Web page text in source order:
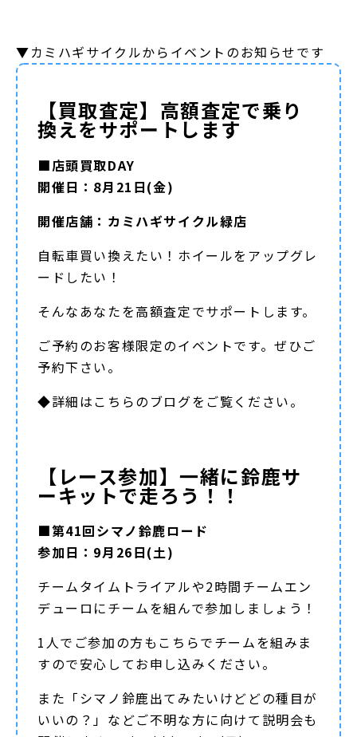
▼カミハギサイクルからイベントのお知らせです
【買取査定】高額査定で乗り
換えをサポートします
■店頭買取DAY
開催日：8月21日(金)
開催店舗：カミハギサイクル緑店
自転車買い換えたい！ホイールをアップグレ
ードしたい！
そんなあなたを高額査定でサポートします。
ご予約のお客様限定のイベントです。ぜひご
予約下さい。
◆詳細はこちらのブログをご覧ください。
【レース参加】一緒に鈴鹿サ
ーキットで走ろう！！
■第41回シマノ鈴鹿ロード
参加日：9月26日(土)
チームタイムトライアルや2時間チームエン
デューロにチームを組んで参加しましょう！
1人でご参加の方もこちらでチームを組みま
すので安心してお申し込みください。
また「シマノ鈴鹿出てみたいけどどの種目が
いいの？」などご不明な方に向けて説明会も